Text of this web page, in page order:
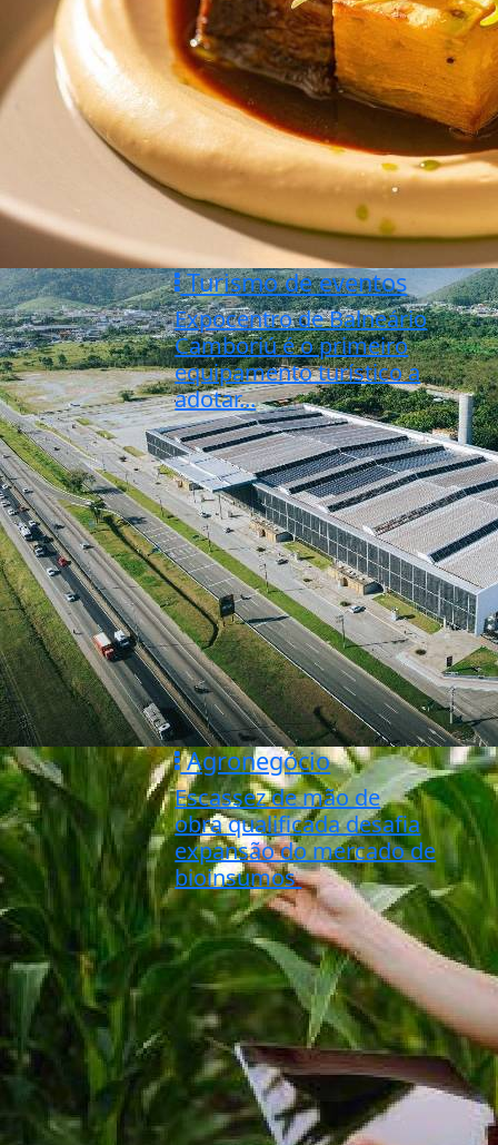
Turismo de eventos
Expocentro de Balneário
Camboriú é o primeiro
equipamento turístico a
adotar...
Agronegócio
Escassez de mão de
obra qualificada desafia
expansão do mercado de
bioinsumos